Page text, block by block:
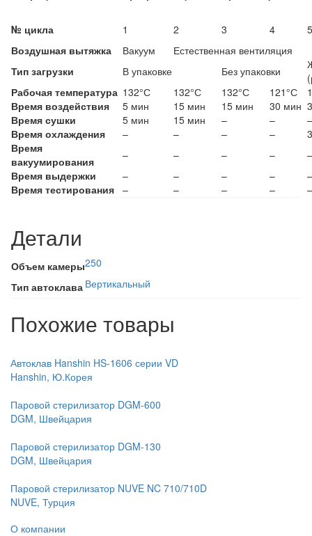
№ цикла 1 2 3 4
5
Воздушная вытяжка
Вакуум
Естественная вентиляция
Тип загрузки
В упаковке Без упаковки
Рабочая температура 132°С 132°С 132°С 121°С
Время воздействия
5 мин 15 мин 15 мин 30 мин
Время сушки
5 мин 15 мин – –
–
Время охлаждения
– – – –
Время
вакуумирования
– – – –
–
Время выдержки
– – – –
–
Время тестирования – – – – –
Детали
Объем камеры250
Тип автоклава Вертикальный
Похожие товары
Автоклав Hanshin HS-1606 серии VD
Hanshin, Ю.Корея
Паровой стерилизатор DGM-600
DGM, Швейцария
Паровой стерилизатор DGM-130
DGM, Швейцария
Паровой стерилизатор NUVE NC 710/710D
NUVE, Турция
О компании